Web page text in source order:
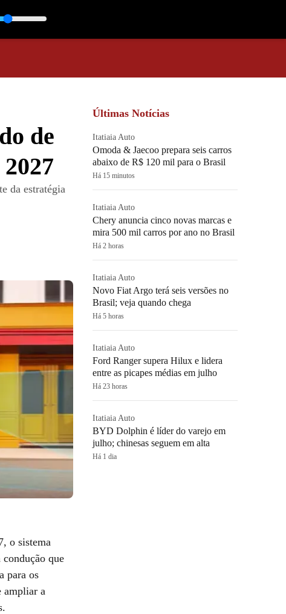
de
da estratégia
o sistema
que
para os
ampliar a
Últimas Notícias
Itatiaia Auto
Omoda & Jaecoo prepara seis carros
abaixo de R$ 120 mil para o Brasil
Há 15 minutos
Itatiaia Auto
Chery anuncia cinco novas marcas e
mira 500 mil carros por ano no Brasil
Há 2 horas
Itatiaia Auto
Novo Fiat Argo terá seis versões no
Brasil; veja quando chega
Há 5 horas
Itatiaia Auto
Ford Ranger supera Hilux e lidera
entre as picapes médias em julho
Há 23 horas
Itatiaia Auto
BYD Dolphin é líder do varejo em
julho; chinesas seguem em alta
Há 1 dia